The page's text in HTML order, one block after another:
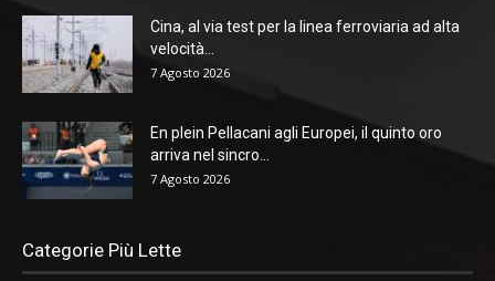
Cina, al via test per la linea ferroviaria ad alta
velocità...
7 Agosto 2026
En plein Pellacani agli Europei, il quinto oro
arriva nel sincro...
7 Agosto 2026
Categorie Più Lette